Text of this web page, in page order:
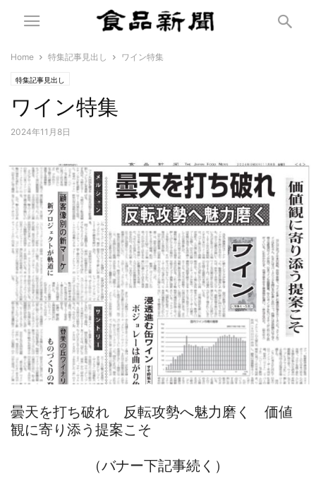
Home 特集記事見出し ワイン特集
特集記事見出し
ワイン特集
2024年11月8日
曇天を打ち破れ 反転攻勢へ魅力磨く 価値
観に寄り添う提案こそ
（バナー下記事続く）